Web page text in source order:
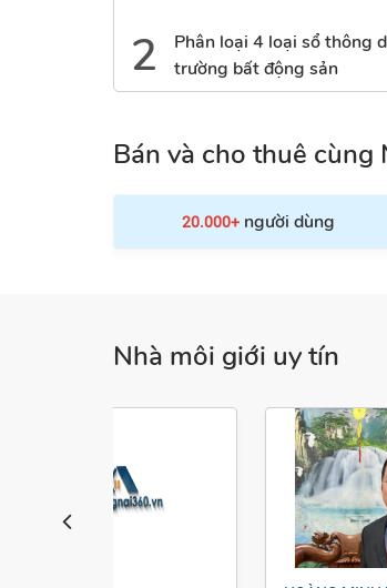
3
Cách đăng tin rao bán
hiệu quả
Bán và cho thuê
20.000+ người dùng
Nhà môi giới uy tín